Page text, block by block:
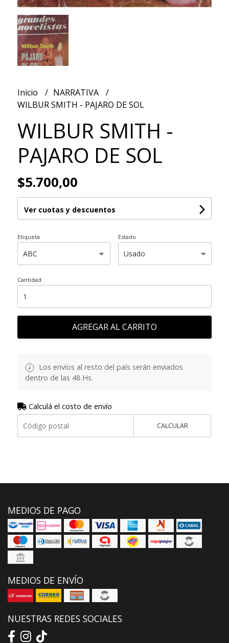
Inicio
NARRATIVA
WILBUR SMITH - PAJARO DE SOL
WILBUR SMITH -
PAJARO DE SOL
$5.700,00
Ver cuotas y descuentos
Etiqueta Estado
Cantidad
AGREGAR AL CARRITO
Los envíos al resto del país serán enviados
dentro de las 48 Hs.
Calculá el costo de envío
CALCULAR
MEDIOS DE PAGO
MEDIOS DE ENVÍO
NUESTRAS REDES SOCIALES